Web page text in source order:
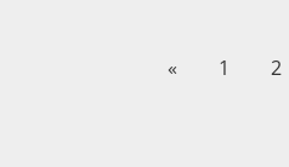
« 1 2